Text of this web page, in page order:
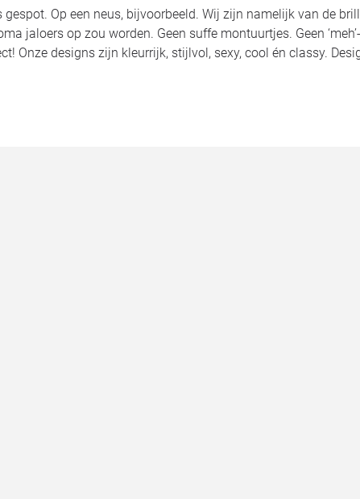
Op een neus, bijvoorbeeld. Wij zijn namelijk van de
jaloers op zou worden. Geen suffe montuurtjes. Geen
Onze designs zijn kleurrijk, stijlvol, sexy, cool én classy.